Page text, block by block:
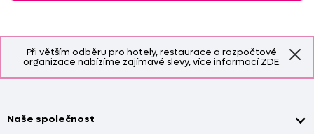
Při větším odběru pro hotely, restaurace a rozpočtové
organizace nabízíme zajímavé slevy, více informacíZDE.
Naše společnost